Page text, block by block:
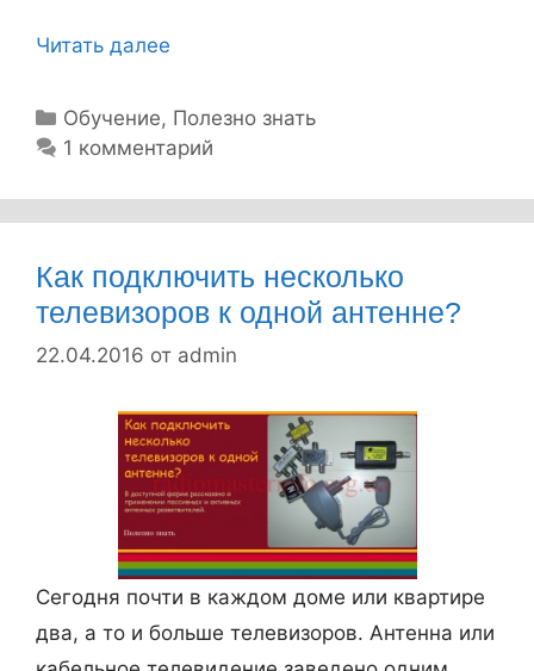
Читать далее
ч
е
у
р
ж
е
н
и
е
Р
у
к
Обучение, Полезно знать
1 комментарий
Как подключить несколько
телевизоров к одной антенне?
22.04.2016 от admin
Сегодня почти в каждом доме или квартире
два, а то и больше телевизоров. Антенна или